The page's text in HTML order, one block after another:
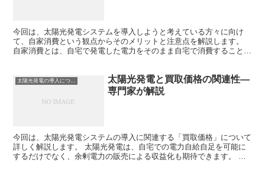
今回は、太陽光発電システムを導入しようと考えている方々に向け
て、自家消費という観点からそのメリットと注意点を解説します。
自家消費とは、自宅で発電した電力をそのまま自宅で消費することを
太陽光発電の導入について
太陽光発電と買取価格の関連性―
専門家が解説
今回は、太陽光発電システムの導入に関連する「買取価格」について
詳しく解説します。 太陽光発電は、自宅での電力自給自足を可能に
するだけでなく、余剰電力の販売による収益化も期待できます。 し